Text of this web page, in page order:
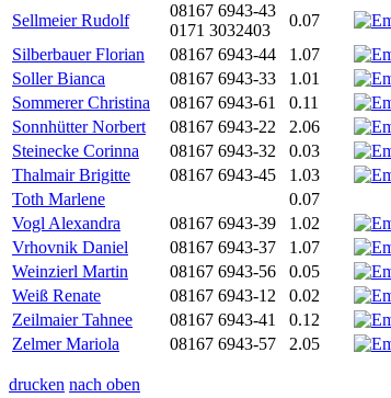
Sellmeier Rudolf
08167 6943-43
0171 3032403
0.07
Silberbauer Florian
08167 6943-44 1.07
Soller Bianca
08167 6943-33 1.01
Sommerer Christina
08167 6943-61 0.11
Sonnhütter Norbert
08167 6943-22 2.06
Steinecke Corinna
08167 6943-32 0.03
Thalmair Brigitte
08167 6943-45 1.03
Toth Marlene
0.07
Vogl Alexandra
08167 6943-39 1.02
Vrhovnik Daniel
08167 6943-37 1.07
Weinzierl Martin
08167 6943-56 0.05
Weiß Renate
08167 6943-12 0.02
Zeilmaier Tahnee
08167 6943-41 0.12
Zelmer Mariola
08167 6943-57 2.05
drucken nach oben